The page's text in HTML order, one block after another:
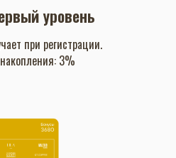
уровень
при регистрации.
3%